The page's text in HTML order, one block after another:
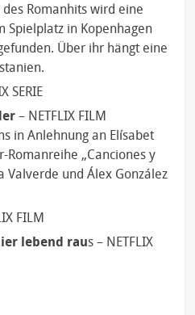
Romanhits wird eine
Spielplatz in Kopenhagen
Über ihr hängt eine
SERIE
– NETFLIX FILM
in Anlehnung an Elísabet
Romanreihe „Canciones y
Valverde und Álex González
FILM
lebend raus – NETFLIX